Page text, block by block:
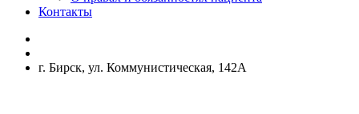
Контакты
г. Бирск, ул. Коммунистическая, 142А